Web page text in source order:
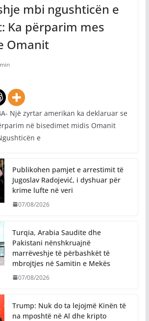
mbi ngushticën e
Ka përparim mes
Omanit
Një zyrtar amerikan ka deklaruar se
në bisedimet midis Omanit
e
Publikohen pamjet e arrestimit të
Jugoslav Radojević, i dyshuar për
krime lufte në veri
07/08/2026
Turqia, Arabia Saudite dhe
Pakistani nënshkruajnë
marrëveshje të përbashkët të
mbrojtjes në Samitin e Mekës
07/08/2026
Trump: Nuk do ta lejojmë Kinën të
na mposhtë në Al dhe kripto